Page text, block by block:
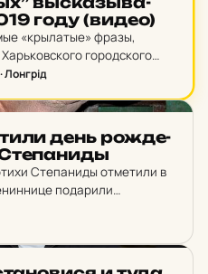
году (видео)
«крылатые» фразы,
городского
году.
Лонгрід
день рож­де­
Степаниды отметили в
подарили
дождь из лепестков